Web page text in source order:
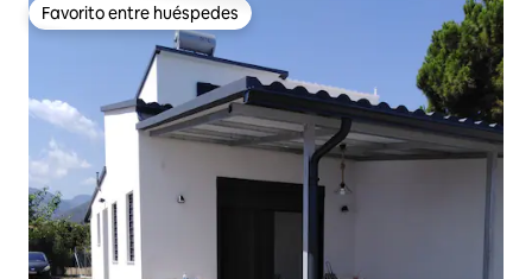
Favorito entre huéspedes
Favorito entre huéspedes